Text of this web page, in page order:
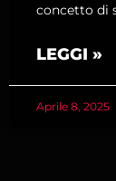
concetto di
LEGGI »
Aprile 8, 2025